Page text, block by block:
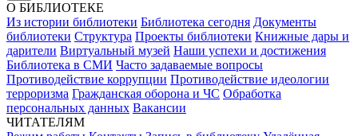
О БИБЛИОТЕКЕ
Из истории библиотеки Библиотека сегодня Документы
библиотеки Структура Проекты библиотеки Книжные дары и
дарители Виртуальный музей Наши успехи и достижения
Библиотека в СМИ Часто задаваемые вопросы
Противодействие коррупции Противодействие идеологии
терроризма Гражданская оборона и ЧС Обработка
персональных данных Вакансии
ЧИТАТЕЛЯМ